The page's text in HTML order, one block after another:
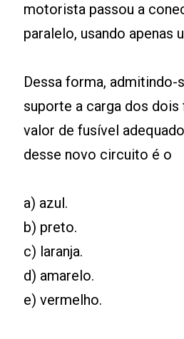
motorista passou a
paralelo, usando apenas
Dessa forma, admitindo-
suporte a carga dos
valor de fusível
desse novo circuito é o
a) azul.
b) preto.
c) laranja.
d) amarelo.
e) vermelho.